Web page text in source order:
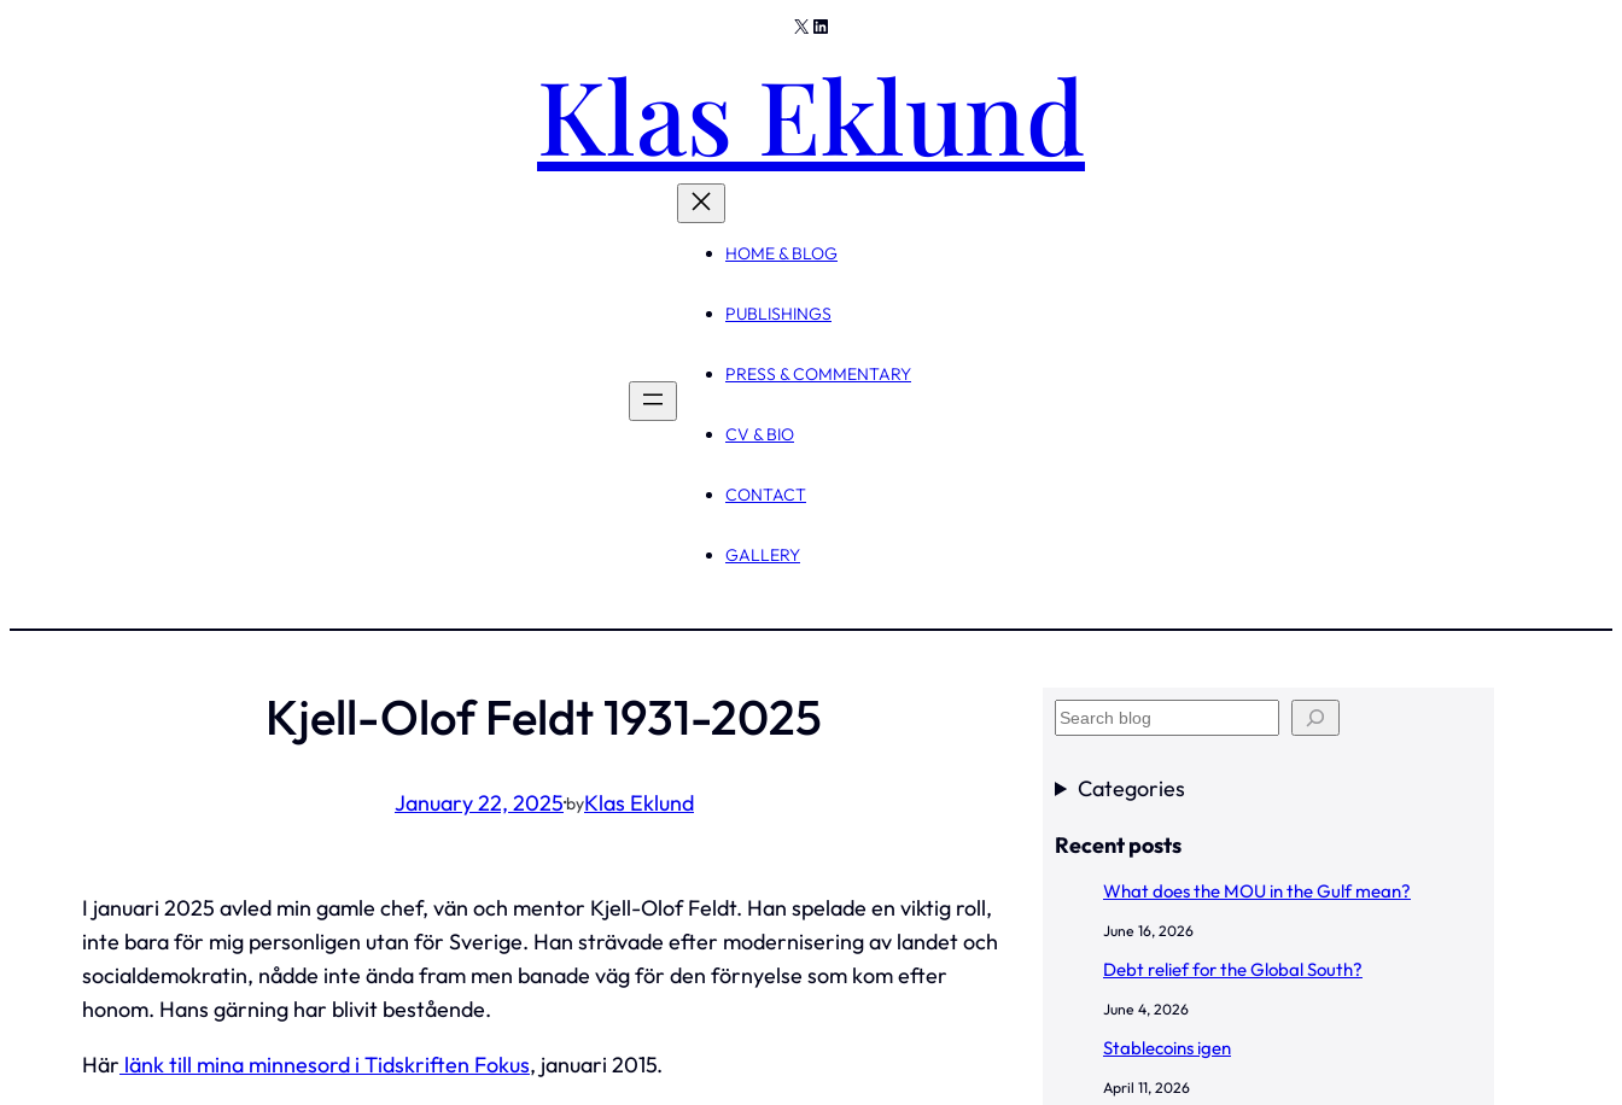
X LinkedIn
Klas Eklund
HOME & BLOG
PUBLISHINGS
PRESS & COMMENTARY
CV & BIO
CONTACT
GALLERY
Kjell-Olof Feldt 1931-2025
January 22, 2025·byKlas Eklund
I januari 2025 avled min gamle chef, vän och mentor Kjell-Olof Feldt. Han spelade en viktig roll,
inte bara för mig personligen utan för Sverige. Han strävade efter modernisering av landet och
socialdemokratin, nådde inte ända fram men banade väg för den förnyelse som kom efter
honom. Hans gärning har blivit bestående.
Här länk till mina minnesord i Tidskriften Fokus, januari 2015.
S
a
c
Categories
Recent posts
What does the MOU in the Gulf mean?
June 16, 2026
Debt relief for the Global South?
June 4, 2026
Stablecoins igen
April 11, 2026